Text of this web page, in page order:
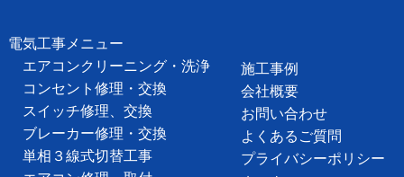
電気工事メニュー
エアコンクリーニング・洗浄
コンセント修理・交換
スイッチ修理、交換
ブレーカー修理・交換
単相３線式切替工事
施工事例
会社概要
お問い合わせ
よくあるご質問
プライバシーポリシー